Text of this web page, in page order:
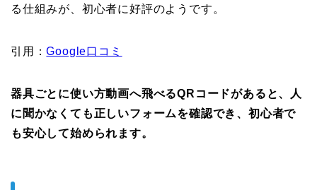
る仕組みが、初心者に好評のようです。
引用：Google口コミ
器具ごとに使い方動画へ飛べるQRコードがあると、人
に聞かなくても正しいフォームを確認でき、初心者で
も安心して始められます。